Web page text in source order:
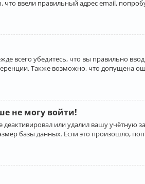
ввели правильный адрес email,
всего убедитесь, что вы правильно
Также возможно, что допущена
не могу войти!
или удалил вашу учётную
базы данных. Если это произошло,